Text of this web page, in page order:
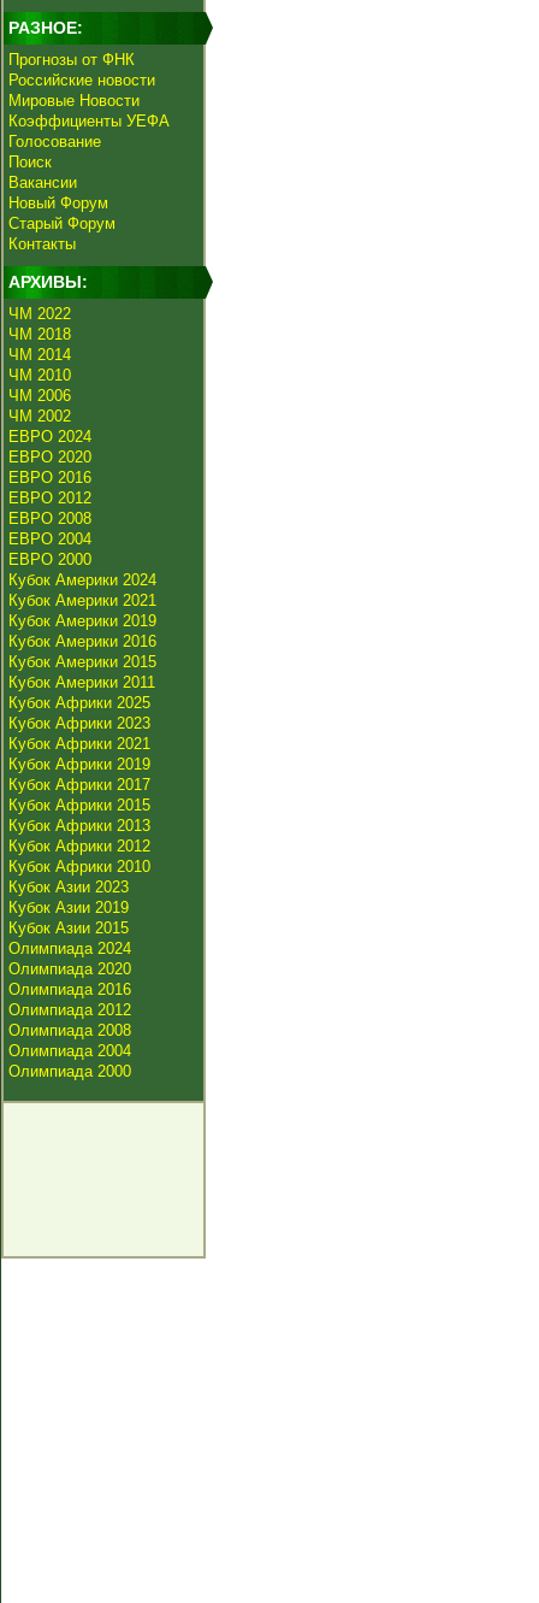
РАЗНОЕ:
Прогнозы от ФНК
Российские новости
Мировые Новости
Коэффициенты УЕФА
Голосование
Поиск
Вакансии
Новый Форум
Старый Форум
Контакты
АРХИВЫ:
ЧМ 2022
ЧМ 2018
ЧМ 2014
ЧМ 2010
ЧМ 2006
ЧМ 2002
ЕВРО 2024
ЕВРО 2020
ЕВРО 2016
ЕВРО 2012
ЕВРО 2008
ЕВРО 2004
ЕВРО 2000
Кубок Америки 2024
Кубок Америки 2021
Кубок Америки 2019
Кубок Америки 2016
Кубок Америки 2015
Кубок Америки 2011
Кубок Африки 2025
Кубок Африки 2023
Кубок Африки 2021
Кубок Африки 2019
Кубок Африки 2017
Кубок Африки 2015
Кубок Африки 2013
Кубок Африки 2012
Кубок Африки 2010
Кубок Азии 2023
Кубок Азии 2019
Кубок Азии 2015
Олимпиада 2024
Олимпиада 2020
Олимпиада 2016
Олимпиада 2012
Олимпиада 2008
Олимпиада 2004
Олимпиада 2000